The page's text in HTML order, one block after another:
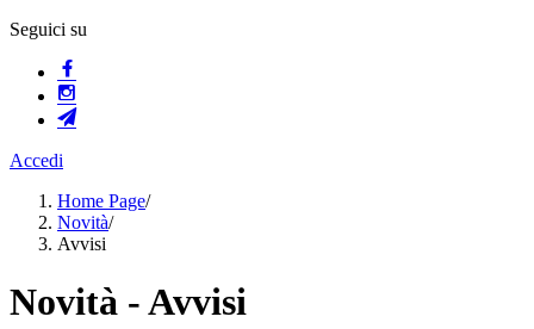
Seguici su
Accedi
Home Page/
Novità/
Avvisi
Novità - Avvisi